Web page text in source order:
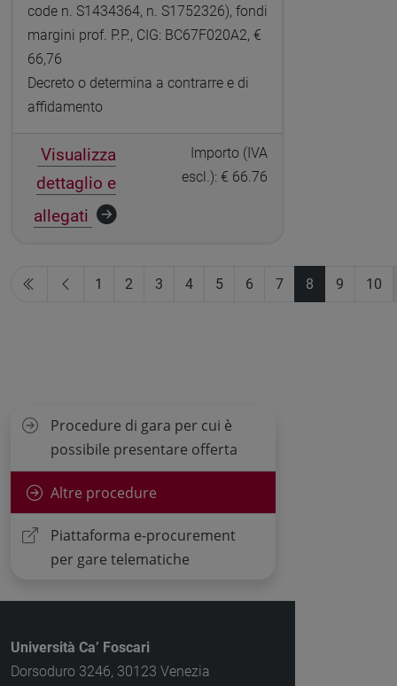
code n. S1434364, n. S1752326), fondi
margini prof. P.P., CIG: BC67F020A2, €
66,76
Decreto o determina a contrarre e di
affidamento
Visualizza
dettaglio e
allegati
Importo (IVA
escl.): € 66.76
1 2 3 4 5 6 7 8 9 10
Procedure di gara per cui è
possibile presentare offerta
Altre procedure
Piattaforma e-procurement
per gare telematiche
Università Ca’ Foscari
Dorsoduro 3246, 30123 Venezia